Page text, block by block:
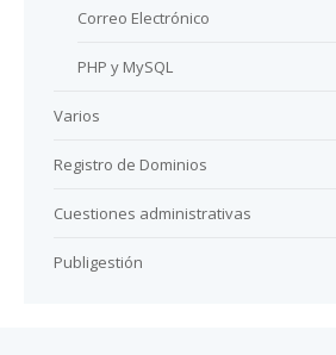
Correo Electrónico
PHP y MySQL
Varios
Registro de Dominios
Cuestiones administrativas
Publigestión